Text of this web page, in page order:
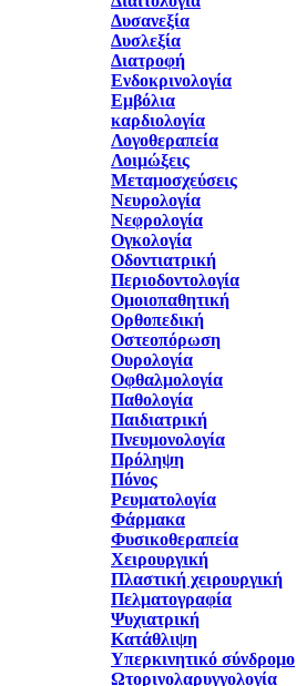
Δυσανεξία
Δυσλεξία
Διατροφή
Ενδοκρινολογία
Εμβόλια
καρδιολογία
Λογοθεραπεία
Λοιμώξεις
Μεταμοσχεύσεις
Νευρολογία
Νεφρολογία
Ογκολογία
Οδοντιατρική
Περιοδοντολογία
Ομοιοπαθητική
Ορθοπεδική
Οστεοπόρωση
Ουρολογία
Οφθαλμολογία
Παθολογία
Παιδιατρική
Πνευμονολογία
Πρόληψη
Πόνος
Ρευματολογία
Φάρμακα
Φυσικοθεραπεία
Χειρουργική
Πλαστική χειρουργική
Πελματογραφία
Ψυχιατρική
Κατάθλιψη
Υπερκινητικό σύνδρομο
Ωτορινολαρυγγολογία